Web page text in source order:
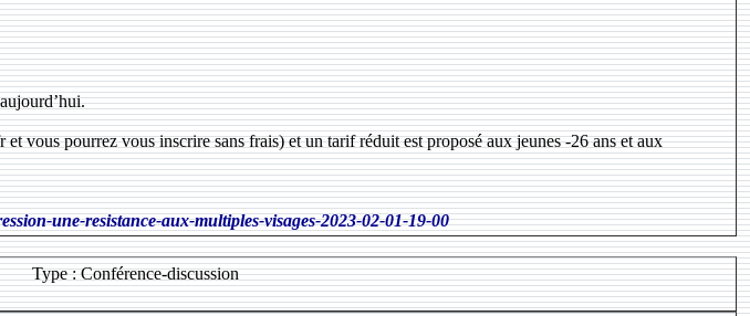
vous pourrez vous inscrire sans frais) et un tarif réduit est proposé aux jeunes -26 ans et aux
une-resistance-aux-multiples-visages-2023-02-01-19-00
Type : Conférence-discussion